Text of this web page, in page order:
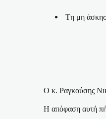
Tη μη
Ο κ. Ραγκούσης
Η απόφαση αυτή